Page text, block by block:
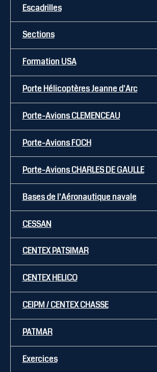
Escadrilles
Sections
Formation USA
Porte Hélicoptères Jeanne d'Arc
Porte-Avions CLEMENCEAU
Porte-Avions FOCH
Porte-Avions CHARLES DE GAULLE
Bases de l'Aéronautique navale
CESSAN
CENTEX PATSIMAR
CENTEX HELICO
CEIPM / CENTEX CHASSE
PATMAR
Exercices